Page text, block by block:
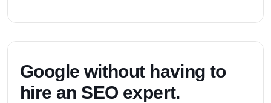
Google without having to
hire an SEO expert.